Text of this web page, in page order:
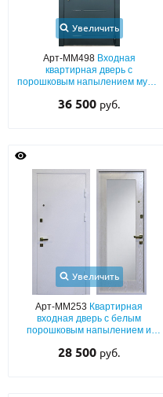
Увеличить
Арт-ММ498 Входная
квартирная дверь с
порошковым напылением муар,
лазерной фрезеровкой
36 500 руб.
Увеличить
Арт-ММ253 Квартирная
входная дверь с белым
порошковым напылением и
28 500 руб.